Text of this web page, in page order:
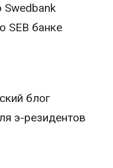
SEB банке
блог
э-резидентов